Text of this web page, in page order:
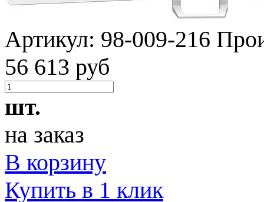
Артикул: 98-009-216
56 613 руб
шт.
на заказ
В корзину
Купить в 1 клик